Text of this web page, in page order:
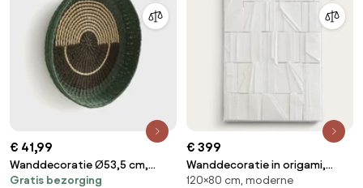
€ 41,99
Wanddecoratie Ø53,5 cm,
Onaga
Gratis bezorging
€ 399
Wanddecoratie in origami,
Magdy
120×80 cm, moderne